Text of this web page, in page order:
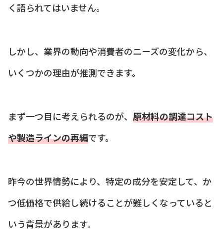
く語られてはいません。
しかし、業界の動向や消費者のニーズの変化から、
いくつかの理由が推測できます。
まず一つ目に考えられるのが、 原材料の調達コスト
や製造ラインの再編です。
昨今の世界情勢により、特定の成分を安定して、か
つ低価格で供給し続けることが難しくなっていると
いう背景があります。